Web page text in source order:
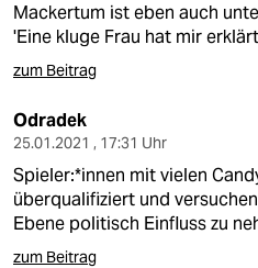
Mackertum ist eben auch
'Eine kluge Frau hat mir
zum Beitrag
Odradek
25.01.2021 , 17:31 Uhr
Spieler:*innen mit vielen
überqualifiziert und
Ebene politisch Einfluss zu
zum Beitrag